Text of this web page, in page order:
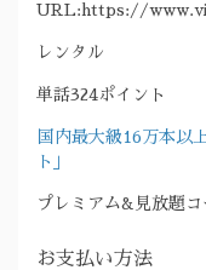
URL:https://
レンタル
単話324ポイント
国内最大級16万本以
ト」
プレミアム&見放題
お支払い方法